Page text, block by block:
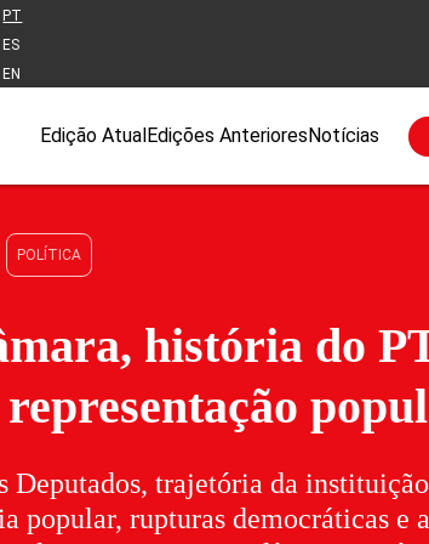
PT
ES
EN
Edição AtualEdições AnterioresNotícias
POLÍTICA
história do
Deputados, trajetória da instituição
popular, rupturas democráticas e a